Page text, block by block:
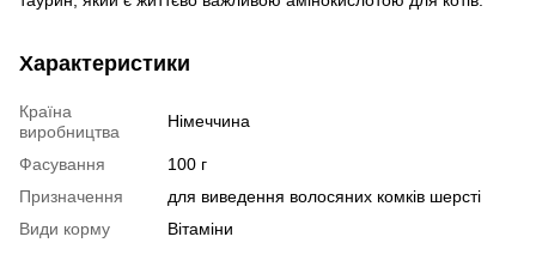
Характеристики
Країна
виробництва
Німеччина
Фасування
100 г
Призначення
для виведення волосяних комків шерсті
Види корму
Вітаміни